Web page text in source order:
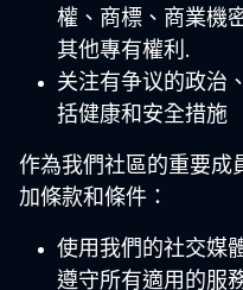
權、商標、商業機
其他專有權利 .
关注有争议的政治
括健康和安全措施
作為我們社區的重要成
加條款和條件：
使用我們的社交媒
遵守所有適用的服